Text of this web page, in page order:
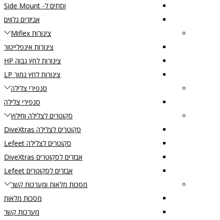
וסתים ל- Side Mount
אביזרים נלווים
צינורות Miflex
צינורות אינפלייטור
צינורות לחץ גבוה HP
צינורות לחץ נמוך LP
סנפירי צלילה
סנפירי צלילה
סקוטרים לצלילה וחילוץ
סקוטרים לצלילה DiveXtras
סקוטרים לצלילה Lefeet
אבזרים לסקוטרים DiveXtras
אבזרים לסקוטרים Lefeet
מסכות מלאות ומערכות קשר
מסכות מלאות
מערכות קשר